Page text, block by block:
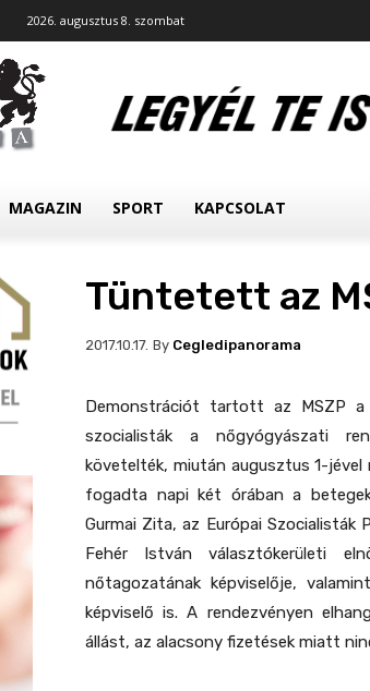
2026. augusztus 8. szombat
MAGAZIN SPORT KAPCSOLAT
Tüntetett az
2017.10.17. By Cegledipanorama
Demonstrációt tartott az MSZP
szocialisták a nőgyógyászati
követelték, miután augusztus 1-
fogadta napi két órában a
Gurmai Zita, az Európai Szocialisták
Fehér István választókerületi
nőtagozatának képviselője,
képviselő is. A rendezvényen
állást, az alacsony fizetések miatt